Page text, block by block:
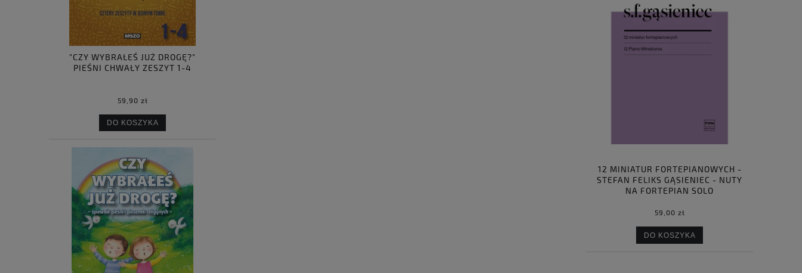
"CZY WYBRAŁEŚ JUŻ DROGĘ?"
PIEŚNI CHWAŁY ZESZYT 1-4
59,90 zł
DO KOSZYKA
12 MINIATUR FORTEPIANOWYCH -
STEFAN FELIKS GĄSIENIEC - NUTY
NA FORTEPIAN SOLO
59,00 zł
DO KOSZYKA